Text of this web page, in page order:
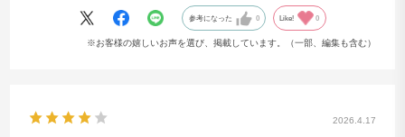
してワンちゃんの健やかなコ
ンディション維持をサポー
ト。ドッグフード工房を継続
活をお手伝いします。
境づくりに配慮。天然食材
来の栄養をバランスよく
み、日々のコンディション
し、安心して続けやすい設
参考になった 0 Like! 0
※お客様の嬉しいお声を選び、掲載しています。（一部、編集も含む）
2026.4.17